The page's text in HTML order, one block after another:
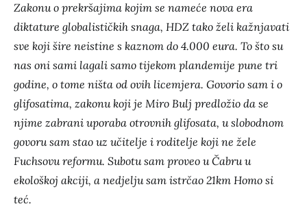
Zakonu o prekršajima kojim se nameće nova era
diktature globalističkih snaga, HDZ tako želi kažnjavati
sve koji šire neistine s kaznom do 4.000 eura. To što su
nas oni sami lagali samo tijekom plandemije pune tri
godine, o tome ništa od ovih licemjera. Govorio sam i o
glifosatima, zakonu koji je Miro Bulj predložio da se
njime zabrani uporaba otrovnih glifosata, u slobodnom
govoru sam stao uz učitelje i roditelje koji ne žele
Fuchsovu reformu. Subotu sam proveo u Čabru u
ekološkoj akciji, a nedjelju sam istrčao 21km Homo si
teć.